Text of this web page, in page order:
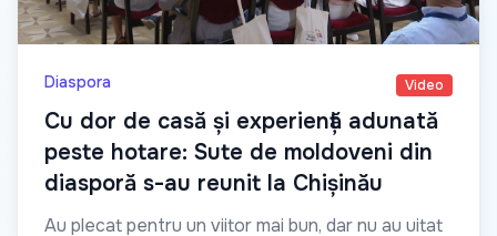
Diaspora Video
Cu dor de casă și experiență adunată
peste hotare: Sute de moldoveni din
diasporă s-au reunit la Chișinău
Au plecat pentru un viitor mai bun, dar nu au uitat